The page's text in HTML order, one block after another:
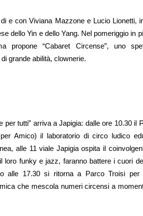
e con Viviana Mazzone e Lucio Lionetti,
dello Yin e dello Yang. Nel pomeriggio in
propone “Cabaret Circense”, uno
grande abilità, clownerie.
per tutti” arriva a Japigia: dalle ore 10.30 il
Amico) il laboratorio di circo ludico
alle 11 viale Japigia ospita il
loro funky e jazz, faranno battere i cuori
alle 17.30 si ritorna a Parco Troisi per
che mescola numeri circensi a